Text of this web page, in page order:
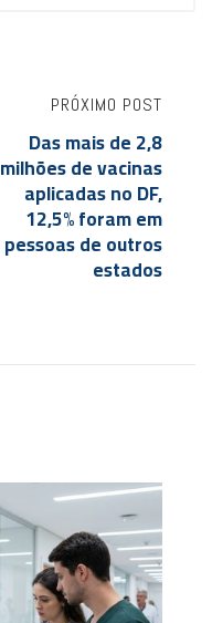
PRÓXIMO POST
Das mais de 2,8
milhões de vacinas
aplicadas no DF,
12,5% foram em
pessoas de outros
estados